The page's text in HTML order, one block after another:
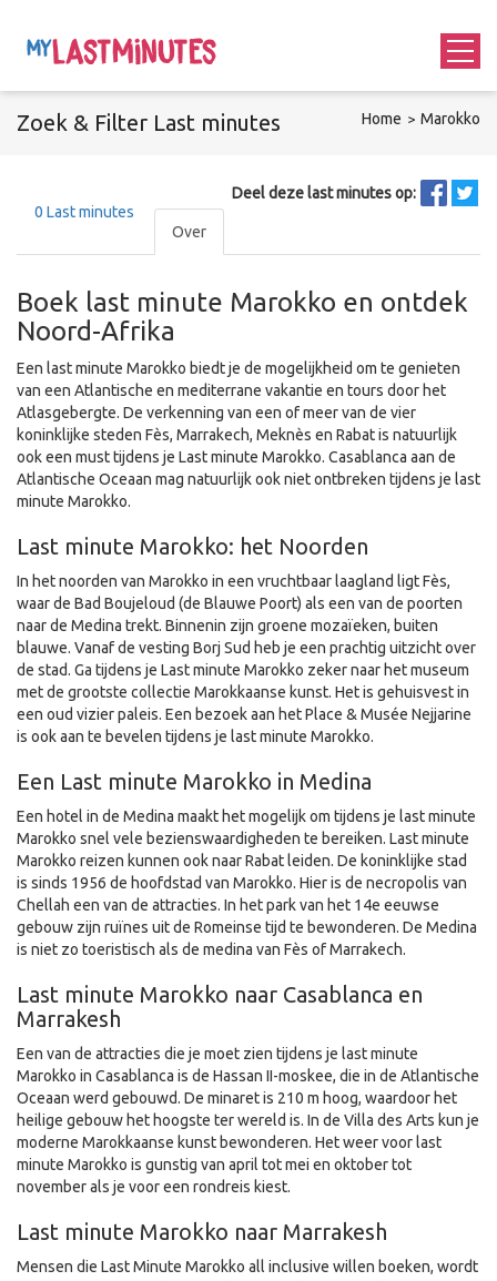
Zoek & Filter Last minutes Home Marokko
Deel deze last minutes op:
0 Last minutes
Over
Boek last minute Marokko en ontdek
Noord-Afrika
Een last minute Marokko biedt je de mogelijkheid om te genieten
van een Atlantische en mediterrane vakantie en tours door het
Atlasgebergte. De verkenning van een of meer van de vier
koninklijke steden Fès, Marrakech, Meknès en Rabat is natuurlijk
ook een must tijdens je Last minute Marokko. Casablanca aan de
Atlantische Oceaan mag natuurlijk ook niet ontbreken tijdens je last
minute Marokko.
Last minute Marokko: het Noorden
In het noorden van Marokko in een vruchtbaar laagland ligt Fès,
waar de Bad Boujeloud (de Blauwe Poort) als een van de poorten
naar de Medina trekt. Binnenin zijn groene mozaïeken, buiten
blauwe. Vanaf de vesting Borj Sud heb je een prachtig uitzicht over
de stad. Ga tijdens je Last minute Marokko zeker naar het museum
met de grootste collectie Marokkaanse kunst. Het is gehuisvest in
een oud vizier paleis. Een bezoek aan het Place & Musée Nejjarine
is ook aan te bevelen tijdens je last minute Marokko.
Een Last minute Marokko in Medina
Een hotel in de Medina maakt het mogelijk om tijdens je last minute
Marokko snel vele bezienswaardigheden te bereiken. Last minute
Marokko reizen kunnen ook naar Rabat leiden. De koninklijke stad
is sinds 1956 de hoofdstad van Marokko. Hier is de necropolis van
Chellah een van de attracties. In het park van het 14e eeuwse
gebouw zijn ruïnes uit de Romeinse tijd te bewonderen. De Medina
is niet zo toeristisch als de medina van Fès of Marrakech.
Last minute Marokko naar Casablanca en
Marrakesh
Een van de attracties die je moet zien tijdens je last minute
Marokko in Casablanca is de Hassan II-moskee, die in de Atlantische
Oceaan werd gebouwd. De minaret is 210 m hoog, waardoor het
heilige gebouw het hoogste ter wereld is. In de Villa des Arts kun je
moderne Marokkaanse kunst bewonderen. Het weer voor last
minute Marokko is gunstig van april tot mei en oktober tot
november als je voor een rondreis kiest.
Last minute Marokko naar Marrakesh
Mensen die Last Minute Marokko all inclusive willen boeken, wordt